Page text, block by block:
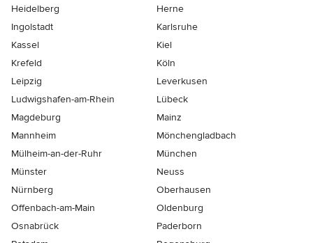
Heidelberg
Herne
Ingolstadt
Karlsruhe
Kassel
Kiel
Krefeld
Köln
Leipzig
Leverkusen
Ludwigshafen-am-Rhein
Lübeck
Magdeburg
Mainz
Mannheim
Mönchen­gladbach
Mülheim-an-der-Ruhr
München
Münster
Neuss
Nürnberg
Oberhausen
Offenbach-am-Main
Oldenburg
Osnabrück
Paderborn